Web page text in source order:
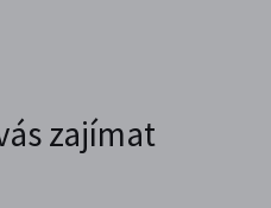
zajímat